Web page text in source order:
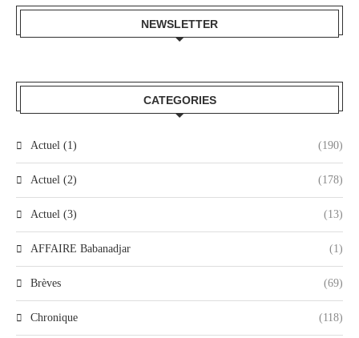
NEWSLETTER
CATEGORIES
Actuel (1) (190)
Actuel (2) (178)
Actuel (3) (13)
AFFAIRE Babanadjar (1)
Brèves (69)
Chronique (118)